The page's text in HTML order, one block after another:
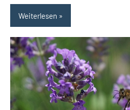
Weiterlesen